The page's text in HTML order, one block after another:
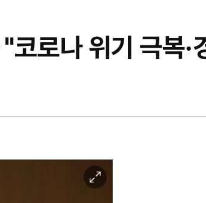
로나 위기 극복·
이
미